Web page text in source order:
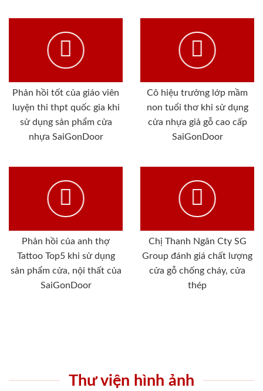
Phản hồi tốt của giáo viên
luyện thi thpt quốc gia khi
sử dụng sản phẩm cửa
nhựa SaiGonDoor
Cô hiệu trưởng lớp mầm
non tuổi thơ khi sử dụng
cửa nhựa giả gỗ cao cấp
SaiGonDoor
Phản hồi của anh thợ
Tattoo Top5 khi sử dụng
sản phẩm cửa, nội thất của
SaiGonDoor
Chị Thanh Ngân Cty SG
Group đánh giá chất lượng
cửa gỗ chống cháy, cửa
thép
Thư viện hình ảnh